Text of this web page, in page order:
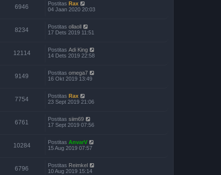
6946 Postitas Rax
04 Jaan 2020 20:03
8234 Postitas ollaoll
17 Dets 2019 11:51
12114 Postitas Adi King
14 Dets 2019 22:58
9149 Postitas omega7
16 Okt 2019 13:49
7754 Postitas Rax
23 Sept 2019 21:06
6761 Postitas siim69
17 Sept 2019 07:56
10284 Postitas AnvarV
15 Aug 2019 07:57
6796 Postitas Reimkel
10 Aug 2019 15:14